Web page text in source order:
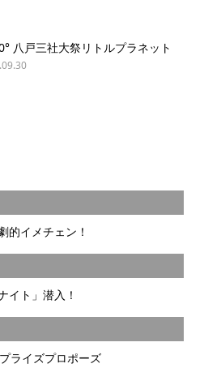
八戸三社大祭リトルプラネット
的イメチェン！
イト」潜入！
ライズプロポーズ